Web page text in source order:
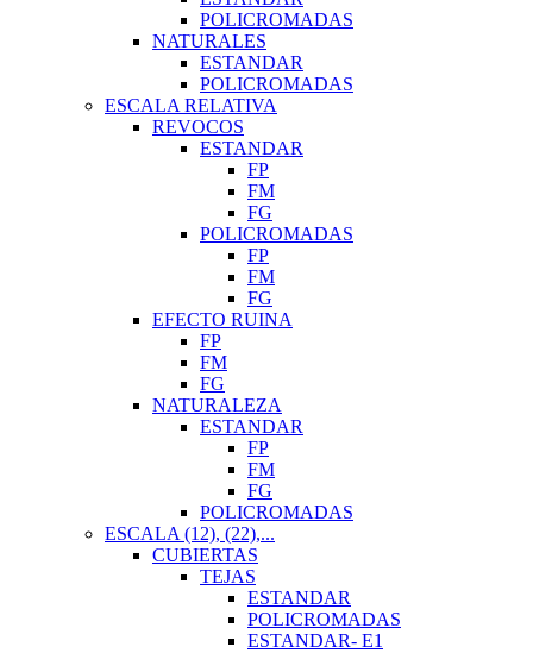
POLICROMADAS
NATURALES
ESTANDAR
POLICROMADAS
ESCALA RELATIVA
REVOCOS
ESTANDAR
FP
FM
FG
POLICROMADAS
FP
FM
FG
EFECTO RUINA
FP
FM
FG
NATURALEZA
ESTANDAR
FP
FM
FG
POLICROMADAS
ESCALA (12), (22),...
CUBIERTAS
TEJAS
ESTANDAR
POLICROMADAS
ESTANDAR- E1